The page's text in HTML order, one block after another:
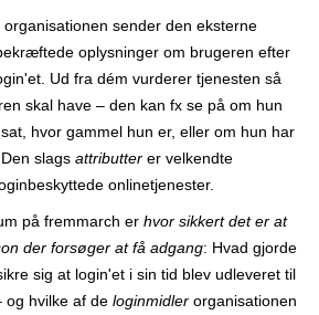
sender den eksterne
oplysninger om brugeren efter
Ud fra dém vurderer tjenesten så
skal have – den kan fx se på om hun
hvor gammel hun er, eller om hun har
slags attributter er velkendte
online­tjenester.
på fremmarch er hvor sikkert det er at
der forsøger at få adgang: Hvad gjorde
sig at login'et i sin tid blev udleveret til
hvilke af de loginmidler organisationen